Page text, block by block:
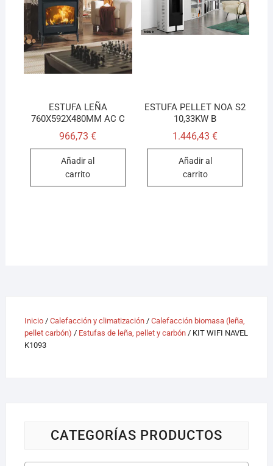
ESTUFA LEÑA
760X592X480MM AC C
966,73€
Añadir al
carrito
ESTUFA PELLET NOA S2
10,33KW B
1.446,43€
Añadir al
carrito
Inicio/ Calefacción y climatización/ Calefacción biomasa (leña,
pellet carbón) / Estufas de leña, pellet y carbón/ KIT WIFI NAVEL
K1093
CATEGORÍAS PRODUCTOS